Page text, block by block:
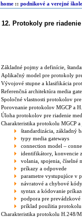
home :: podnikové a verejné
12. Protokoly pre riadenie
Základné pojmy a definície,
Aplikačný model pre protokoly
Vývojové stupne a klasifikácia
Referenčná architektúra media
Spoločné vlastnosti protokolov
Porovnanie protokolov MGCP a
Úloha protokolov pre riadenie
Charakteristika protokolu MGCP
štandardizácia, základný
typy media gateways
connection model –
identifikátory, konvencie
volania, spojenia, číselné
príkazy a odpovede
parametre vystupujúce v
návratové a chybové kódy
syntax a kódovanie
podpora pre
príklad použitia protokolu
Charakteristika protokolu H.248/